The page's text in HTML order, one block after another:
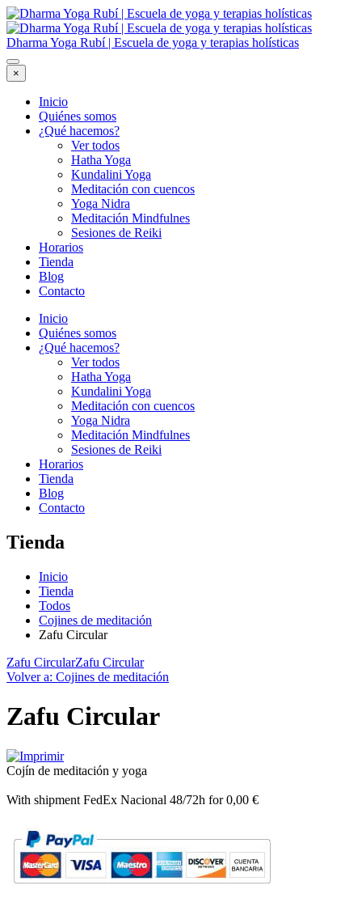
Dharma Yoga Rubí | Escuela de yoga y terapias holísticas
×
Inicio
Quiénes somos
¿Qué hacemos?
Ver todos
Hatha Yoga
Kundalini Yoga
Meditación con cuencos
Yoga Nidra
Meditación Mindfulnes
Sesiones de Reiki
Horarios
Tienda
Blog
Contacto
Inicio
Quiénes somos
¿Qué hacemos?
Ver todos
Hatha Yoga
Kundalini Yoga
Meditación con cuencos
Yoga Nidra
Meditación Mindfulnes
Sesiones de Reiki
Horarios
Tienda
Blog
Contacto
Tienda
Inicio
Tienda
Todos
Cojines de meditación
Zafu Circular
Zafu CircularZafu Circular
Volver a: Cojines de meditación
Zafu Circular
Cojín de meditación y yoga
With shipment FedEx Nacional 48/72h for 0,00 €